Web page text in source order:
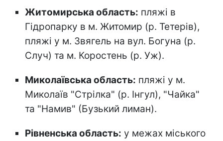
Житомирська область: пляжі в
Гідропарку в м. Житомир (р. Тетерів),
пляжі у м. Звягель на вул. Богуна (р.
Случ) та м. Коростень (р. Уж).
Миколаївська область: пляжі у м.
Миколаїв "Стрілка" (р. Інгул), "Чайка"
та "Намив" (Бузький лиман).
Рівненська область: у межах міського